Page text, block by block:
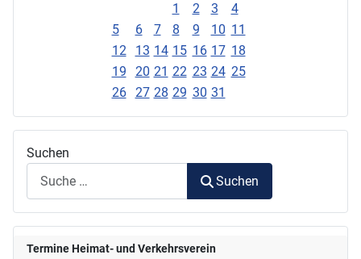
1
2 3
4
5
6 7 8 9 10 11
12
13 14 15 16 17 18
19
20 21 22 23 24 25
26
27 28 29 30 31
Suchen
Suchen
Termine Heimat- und Verkehrsverein